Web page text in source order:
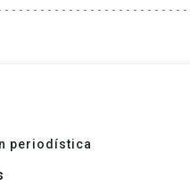
periodística